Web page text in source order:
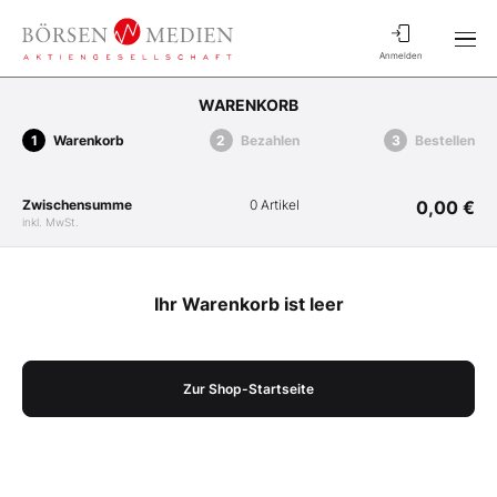
Anmelden
WARENKORB
Warenkorb Bezahlen Bestellen
Zwischensumme
inkl. MwSt.
0 Artikel 0,00 €
Ihr Warenkorb ist leer
Zur Shop-Startseite